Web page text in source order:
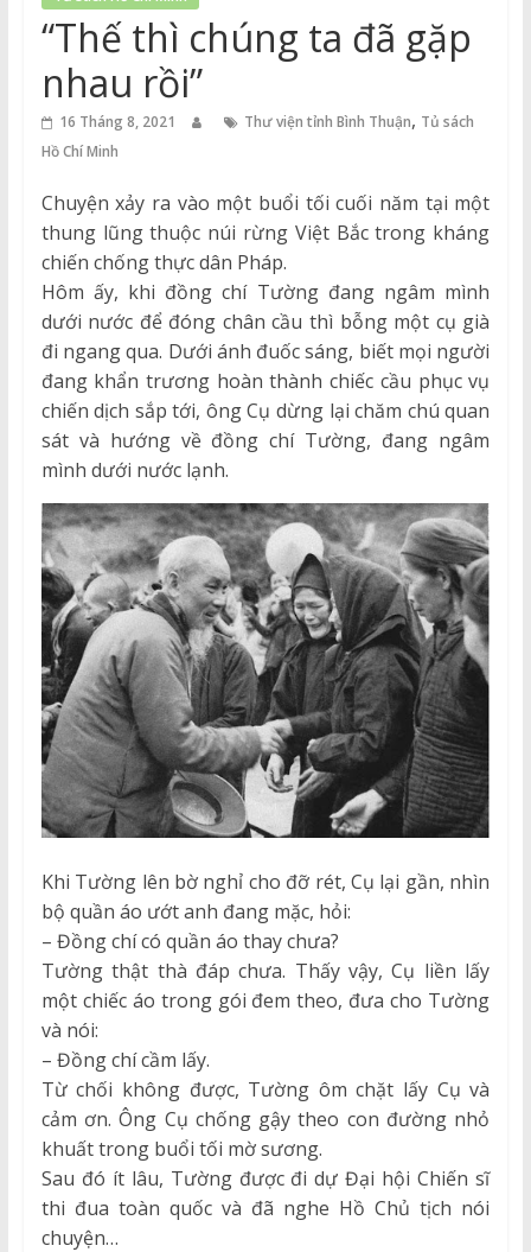
Thuận
Cổng
Vào
Tri
Thức
“Thế thì chúng ta đã gặp
nhau rồi”
16 Tháng 8, 2021 Thư viện tỉnh Bình Thuận, Tủ sách
Hồ Chí Minh
Chuyện xảy ra vào một buổi tối cuối năm tại một
thung lũng thuộc núi rừng Việt Bắc trong kháng
chiến chống thực dân Pháp.
Hôm ấy, khi đồng chí Tường đang ngâm mình
dưới nước để đóng chân cầu thì bỗng một cụ già
đi ngang qua. Dưới ánh đuốc sáng, biết mọi người
đang khẩn trương hoàn thành chiếc cầu phục vụ
chiến dịch sắp tới, ông Cụ dừng lại chăm chú quan
sát và hướng về đồng chí Tường, đang ngâm
mình dưới nước lạnh.
Khi Tường lên bờ nghỉ cho đỡ rét, Cụ lại gần, nhìn
bộ quần áo ướt anh đang mặc, hỏi:
– Đồng chí có quần áo thay chưa?
Tường thật thà đáp chưa. Thấy vậy, Cụ liền lấy
một chiếc áo trong gói đem theo, đưa cho Tường
và nói:
– Đồng chí cầm lấy.
Từ chối không được, Tường ôm chặt lấy Cụ và
cảm ơn. Ông Cụ chống gậy theo con đường nhỏ
khuất trong buổi tối mờ sương.
Sau đó ít lâu, Tường được đi dự Đại hội Chiến sĩ
thi đua toàn quốc và đã nghe Hồ Chủ tịch nói
chuyện…